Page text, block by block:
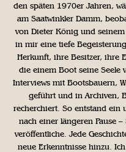
den späten 1970er Jahren,
am Saatwinkler Damm,
von Dieter König und seinem
in mir eine tiefe
Herkunft, ihre Besitzer, ihre
die einem Boot seine Seele
Interviews mit Bootsbauern,
geführt und in Archiven,
recherchiert. So entstand ein
nach einer längeren Pause
veröffentliche. Jede
neue Erkenntnisse hinzu.